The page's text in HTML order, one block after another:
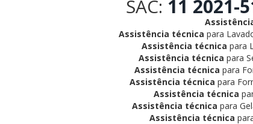
SAC: 11 2021-
Assistência técnica para
Assistência técnica para
Assistência técnica para
Assistência técnica para
Assistência técnica para
Assistência técnica
Assistência técnica para
Assistência técnica